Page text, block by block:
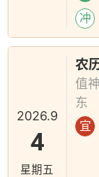
冲
2026.9
4
星期五
农
值
东
宜